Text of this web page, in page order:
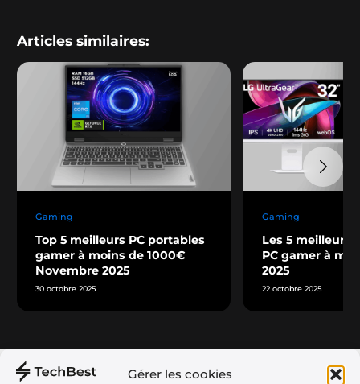
Gérer les cookies
Articles similaires:
Gaming
Top 5 meilleurs PC portables
gamer à moins de 1000€
Novembre 2025
30 octobre 2025
Gaming
Les 5 meilleurs
PC gamer à
2025
22 octobre 2025